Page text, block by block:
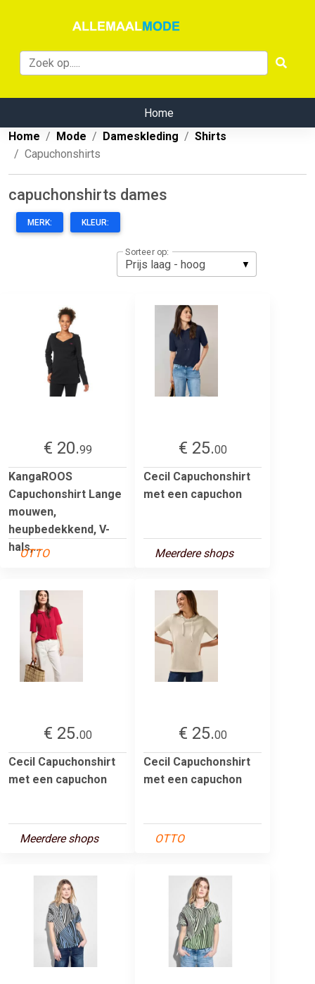
Home
Home
Mode Dameskleding
Shirts
Capuchonshirts
capuchonshirts dames
MERK: KLEUR:
Sorteer op:
€ 20.99
KangaROOS
Capuchonshirt Lange
mouwen,
heupbedekkend, V-
hals,...
OTTO
€ 25.00
Cecil Capuchonshirt
met een capuchon
Meerdere shops
€ 25.00
Cecil Capuchonshirt
met een capuchon
Meerdere shops
€ 25.00
Cecil Capuchonshirt
met een capuchon
OTTO